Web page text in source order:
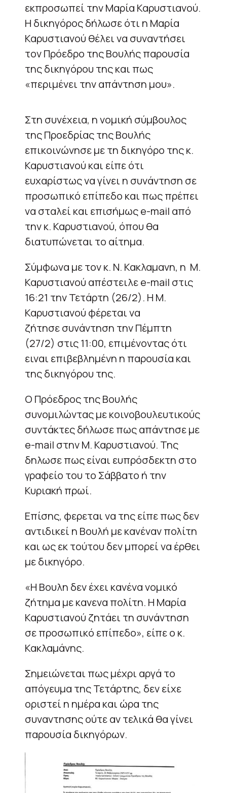
εκπροσωπεί την Μαρία Καρυστιανού.
Η δικηγόρος δήλωσε ότι η Μαρία
Καρυστιανού θέλει να συναντήσει
τον Πρόεδρο της Βουλής παρουσία
της δικηγόρου της και πως
«περιμένει την απάντηση μου».
Στη συνέχεια, η νομική σύμβουλος
της Προεδρίας της Βουλής
επικοινώνησε με τη δικηγόρο της κ.
Καρυστιανού και είπε ότι
ευχαρίστως να γίνει η συνάντηση σε
προσωπικό επίπεδο και πως πρέπει
να σταλεί και επισήμως e-mail από
την κ. Καρυστιανού, όπου θα
διατυπώνεται το αίτημα.
Σύμφωνα με τον κ. Ν. Κακλαμανη, η Μ.
Καρυστιανού απέστειλε e-mail στις
16:21 την Τετάρτη (26/2). Η Μ.
Καρυστιανού φέρεται να
ζήτησε συνάντηση την Πέμπτη
(27/2) στις 11:00, επιμένοντας ότι
ειναι επιβεβλημένη η παρουσία και
της δικηγόρου της.
Ο Πρόεδρος της Βουλής
συνομιλώντας με κοινοβουλευτικούς
συντάκτες δήλωσε πως απάντησε με
e-mail στην Μ. Καρυστιανού. Της
δηλωσε πως είναι ευπρόσδεκτη στο
γραφείο του το Σάββατο ή την
Κυριακή πρωί.
Επίσης, φερεται να της είπε πως δεν
αντιδικεί η Βουλή με κανέναν πολίτη
και ως εκ τούτου δεν μπορεί να έρθει
με δικηγόρο.
«Η Βουλη δεν έχει κανένα νομικό
ζήτημα με κανενα πολίτη. Η Μαρία
Καρυστιανού ζητάει τη συνάντηση
σε προσωπικό επίπεδο», είπε ο κ.
Κακλαμάνης.
Σημειώνεται πως μέχρι αργά το
απόγευμα της Τετάρτης, δεν είχε
οριστεί η ημέρα και ώρα της
συναντησης ούτε αν τελικά θα γίνει
παρουσία δικηγόρων.